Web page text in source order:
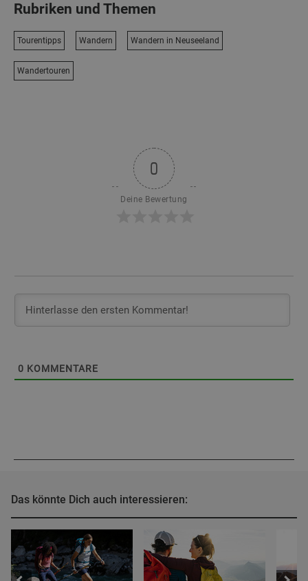
Rubriken und Themen
Tourentipps Wandern Wandern in Neuseeland
Wandertouren
0
Deine Bewertung
0 KOMMENTARE
Das könnte Dich auch interessieren: